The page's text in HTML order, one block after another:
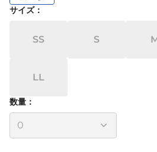
サイズ：
SS S
LL
数量：